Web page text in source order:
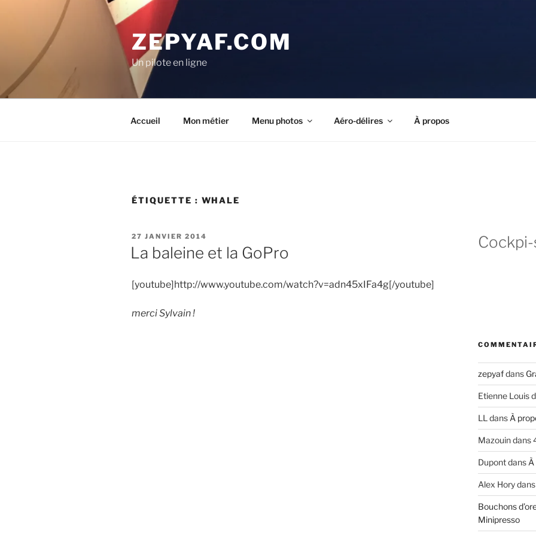
ZEPYAF.COM
Un pilote en ligne
Accueil Mon métier Menu photos Aéro-délires À propos
ÉTIQUETTE : WHALE
PUBLIÉ
LE
27 JANVIER 2014
La baleine et la GoPro
[youtube]http://www.youtube.com/watch?v=adn45xIFa4g[/youtube]
merci Sylvain !
zepyafdans
Etienne Louis
LL dans À
Mazouindans
Dupontdans À
Alex Hory
Bouchons
Minipresso